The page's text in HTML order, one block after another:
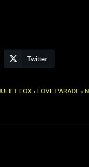
Twitter
FOX LOVE PARADE